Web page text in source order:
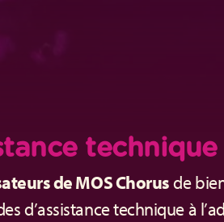
technique
de MOS Chorusde
d’assistance technique à